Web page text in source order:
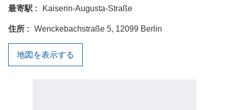
最寄駅 Kaiserin-Augusta-Straße
住所 Wenckebachstraße 5, 12099 Berlin
地図を表示する